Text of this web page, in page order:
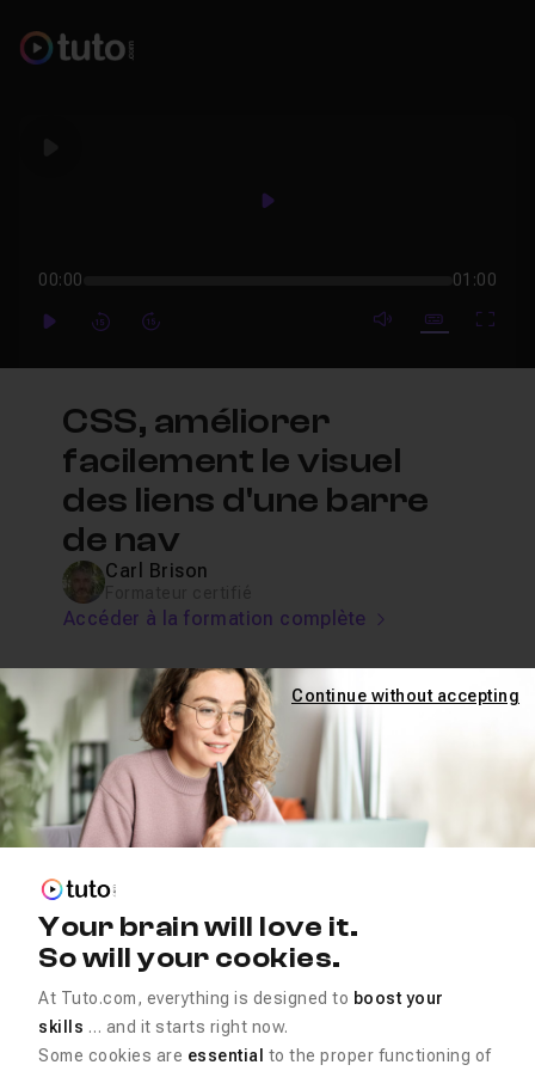
Play
00:00 01:00
PlayForwardForward mute video
Subtitles
CSS, améliorer
facilement le visuel
des liens d'une barre
de nav
Carl Brison
Accéder à la formation complète